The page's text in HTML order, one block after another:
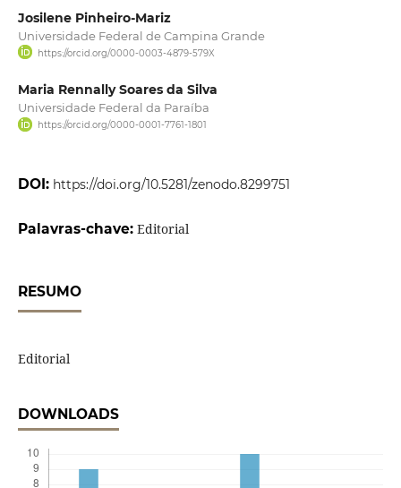
Josilene Pinheiro-Mariz
Universidade Federal de Campina Grande
https://orcid.org/0000-0003-4879-579X
Maria Rennally Soares da Silva
Universidade Federal da Paraíba
https://orcid.org/0000-0001-7761-1801
DOI: https://doi.org/10.5281/zenodo.8299751
Palavras-chave: Editorial
RESUMO
Editorial
DOWNLOADS